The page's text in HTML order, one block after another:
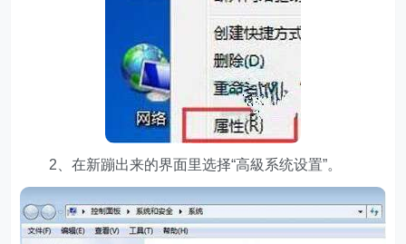
2、在新蹦出来的界面里选择“高級系统设置”。